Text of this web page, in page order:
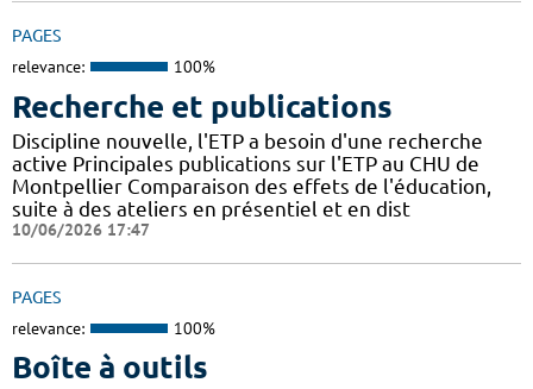
PAGES
relevance: 100%
Recherche et publications
Discipline nouvelle, l'ETP a besoin d'une recherche
active Principales publications sur l'ETP au CHU de
Montpellier Comparaison des effets de l'éducation,
suite à des ateliers en présentiel et en dist
10/06/2026 17:47
PAGES
relevance: 100%
Boîte à outils